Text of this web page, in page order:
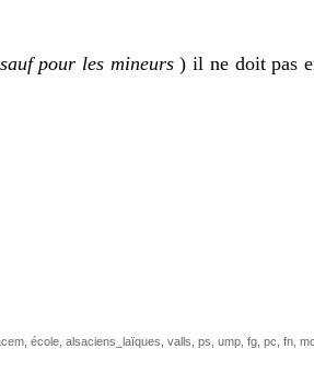
saufpour les mineurs) il ne doit pas
école alsaciens_laïques valls ps ump fg pc fn